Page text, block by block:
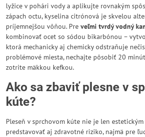
lyžice v pohári vody a aplikujte rovnakým
zápach octu, kyselina citrónová je skvelou
príjemnejšou vôňou. Pre veľmi tvrdý vodný
kombinovať ocet so sódou bikarbónou –
ktorá mechanicky aj chemicky odstraňuje
problémové miesta, nechajte pôsobiť 20
zotrite mäkkou kefkou.
Ako sa zbaviť plesne v
kúte?
Pleseň v sprchovom kúte nie je len
predstavovať aj zdravotné riziko, najmä pre